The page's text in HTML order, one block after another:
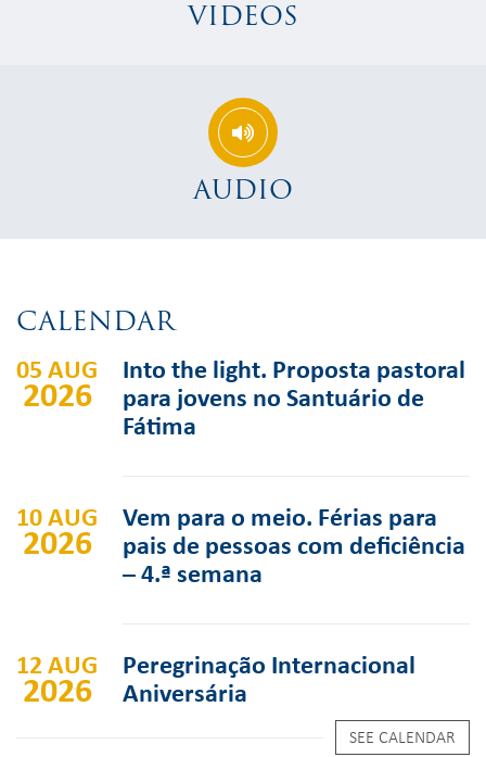
VIDEOS
AUDIO
CALENDAR
05 AUG
2026
Into the light. Proposta pastoral
para jovens no Santuário de
Fátima
10 AUG
2026
Vem para o meio. Férias para
pais de pessoas com deficiência
– 4.ª semana
12 AUG
2026
Peregrinação Internacional
Aniversária
SEE CALENDAR